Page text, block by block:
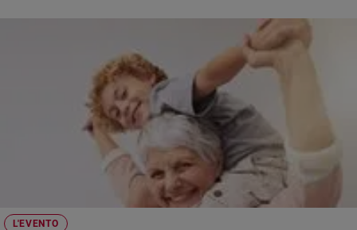
Stato maggiore dell'Esercito, il generale Pietro Serino, e il comandante del
L'EVENTO